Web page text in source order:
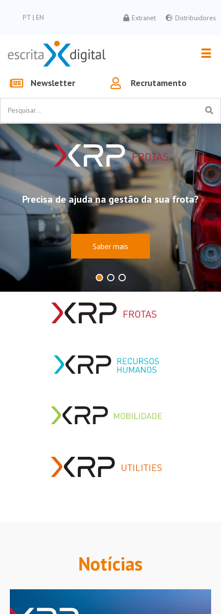
PT | EN Extranet Distribuidores
Newsletter Recrutamento
Precisa de ajuda na gestão da sua frota?
Saber mais
Notícias